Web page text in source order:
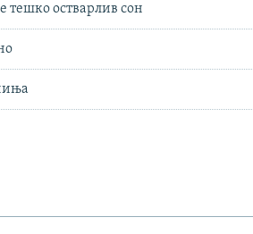
тешко остварлив сон